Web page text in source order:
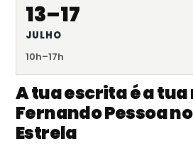
13–17
JULHO
10h–17h
A tua escrita é a
Fernando Pessoa
Estrela